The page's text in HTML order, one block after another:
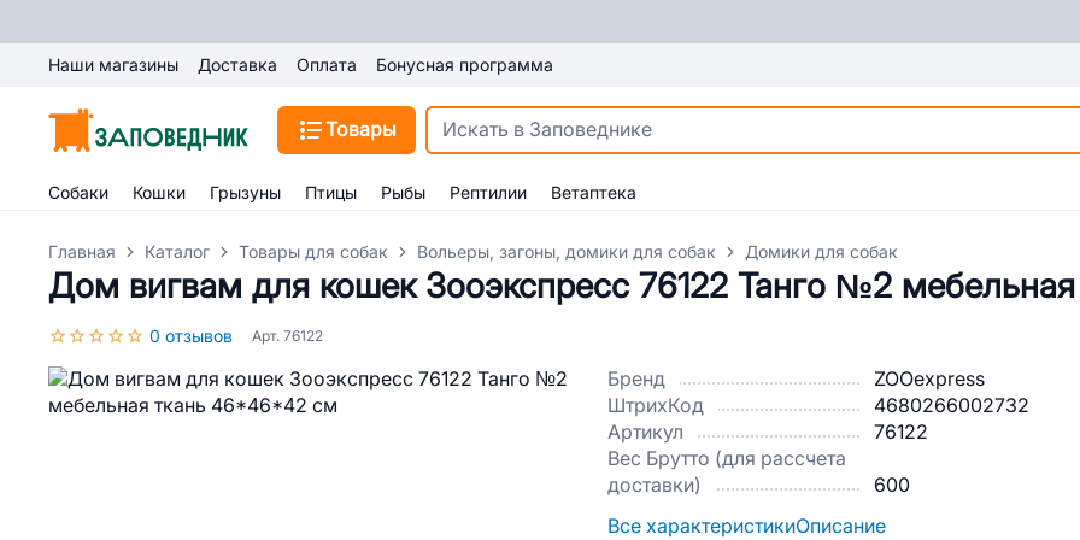
Наши магазины Доставка Оплата Бонусная программа
Товары
Собаки Кошки Грызуны Птицы Рыбы Рептилии Ветаптека
Главная Каталог Товары для собак Вольеры, загоны, домики для собак Домики для собак
Дом вигвам для кошек Зооэкспресс 76122 Танго №2
0 отзывов Арт. 76122
Бренд
ZOOexpress
ШтрихКод
4680266002732
Артикул
76122
Вес Брутто (для рассчета
доставки)
600
Все характеристикиОписание